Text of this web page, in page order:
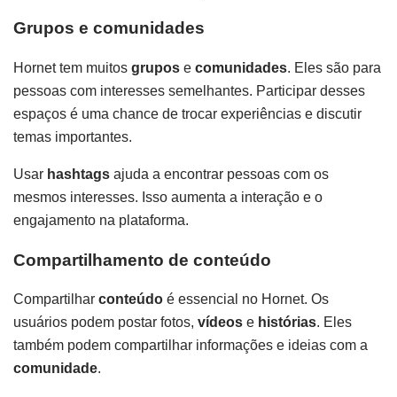
Grupos e comunidades
Hornet tem muitos grupos e comunidades. Eles são para
pessoas com interesses semelhantes. Participar desses
espaços é uma chance de trocar experiências e discutir
temas importantes.
Usar hashtags ajuda a encontrar pessoas com os
mesmos interesses. Isso aumenta a interação e o
engajamento na plataforma.
Compartilhamento de conteúdo
Compartilhar conteúdo é essencial no Hornet. Os
usuários podem postar fotos, vídeos e histórias. Eles
também podem compartilhar informações e ideias com a
comunidade.